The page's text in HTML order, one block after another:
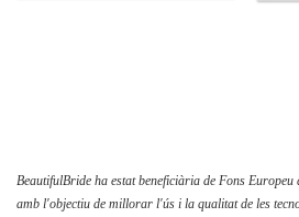
BeautifulBride ha estat beneficiària de Fons Europeu
amb l'objectiu de millorar l'ús i la qualitat de les